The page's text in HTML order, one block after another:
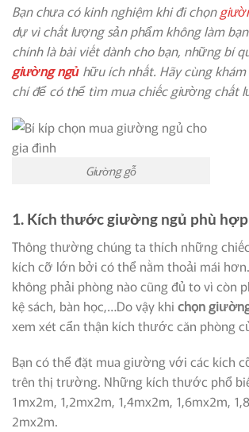
Bạn chưa có kinh nghiệm khi đi chọn
dự vì chất lượng sản phẩm không làm
chính là bài viết dành cho bạn, những bí
giường ngủ hữu ích nhất. Hãy cùng
chí để có thể tìm mua chiếc giường chất
Giường gỗ
1. Kích thước giường ngủ phù hợp
Thông thường chúng ta thích những chiếc
kích cỡ lớn bởi có thể nằm thoải mái
không phải phòng nào cũng đủ to vì còn
kệ sách, bàn học,…Do vậy khi chọn
xem xét cẩn thận kích thước căn phòng
Bạn có thể đặt mua giường với các kích
trên thị trường. Những kích thước phổ
1mx2m, 1,2mx2m, 1,4mx2m, 1,6mx2m,
2mx2m.